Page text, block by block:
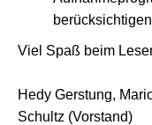
berücksichtigen
Viel Spaß beim
Hedy Gerstung,
Schultz (Vorstand)